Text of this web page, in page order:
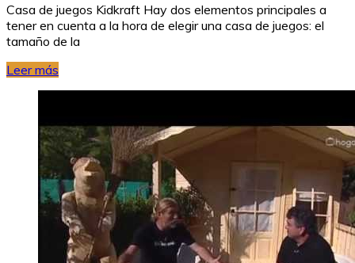
Casa de juegos Kidkraft Hay dos elementos principales a
tener en cuenta a la hora de elegir una casa de juegos: el
tamaño de la
Leer más